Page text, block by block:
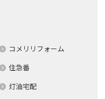
コメリリフォーム
住急番
灯油宅配